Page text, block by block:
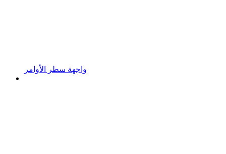
واجهة سطر الأوامر